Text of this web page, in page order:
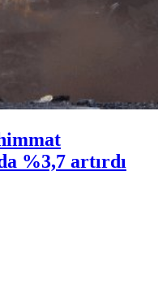
%3,7 artırdı